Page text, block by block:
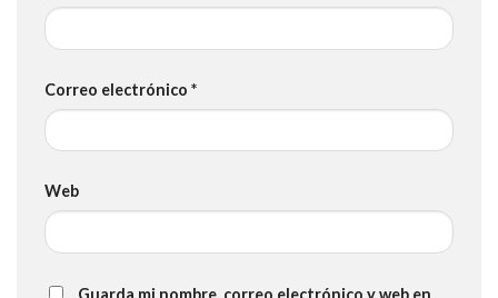
Correo electrónico *
Web